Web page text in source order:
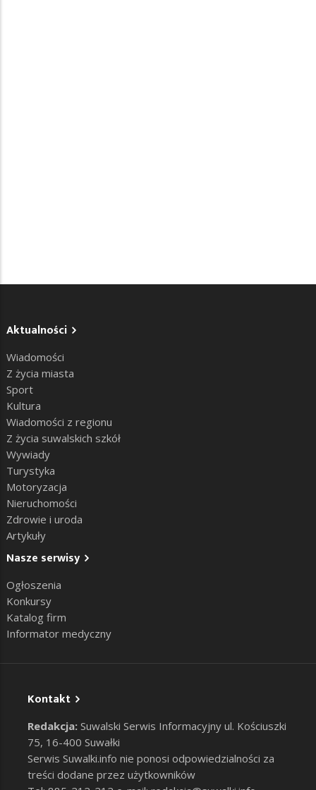
Aktualności
Wiadomości
Z życia miasta
Sport
Kultura
Wiadomości z regionu
Z życia suwalskich szkół
Wywiady
Turystyka
Motoryzacja
Nieruchomości
Zdrowie i uroda
Artykuły
Nasze serwisy
Ogłoszenia
Konkursy
Katalog firm
Informator medyczny
Kontakt
Redakcja: Suwalski Serwis Informacyjny ul. Kościuszki
75, 16-400 Suwałki
Serwis Suwalki.info nie ponosi odpowiedzialności za
treści dodane przez użytkowników